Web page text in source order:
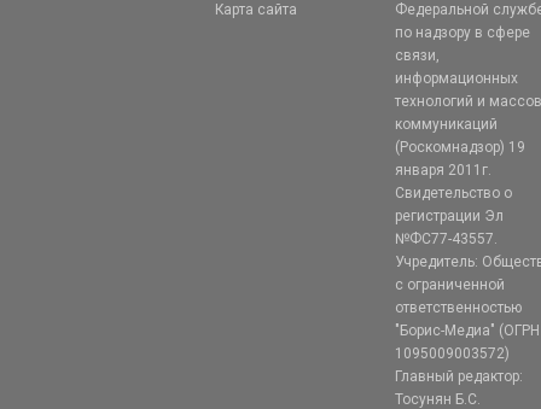
Карта сайта
Федеральной
по надзору в сфере
связи,
информационных
технологий и
коммуникаций
(Роскомнадзор) 19
января 2011г.
Свидетельство о
регистрации Эл
№ФС77-43557.
Учредитель:
с ограниченной
ответственностью
"Борис-Медиа" (ОГРН
1095009003572)
Главный редактор:
Тосунян Б.С.